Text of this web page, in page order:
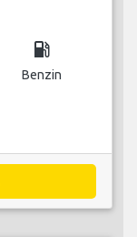
local_gas_station
Benzin